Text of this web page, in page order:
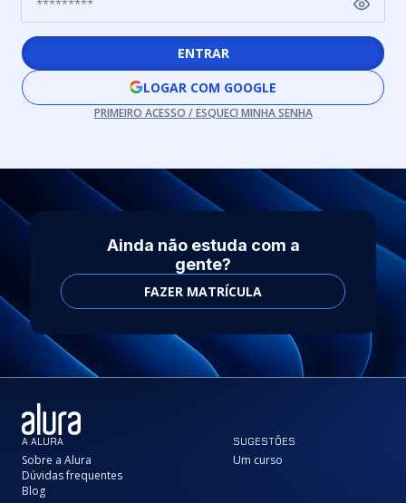
ENTRAR
LOGAR COM GOOGLE
PRIMEIRO ACESSO / ESQUECI MINHA SENHA
Ainda não estuda com a
gente?
FAZER MATRÍCULA
A ALURA
Sobre a Alura
Dúvidas frequentes
Blog
SUGESTÕES
Um curso